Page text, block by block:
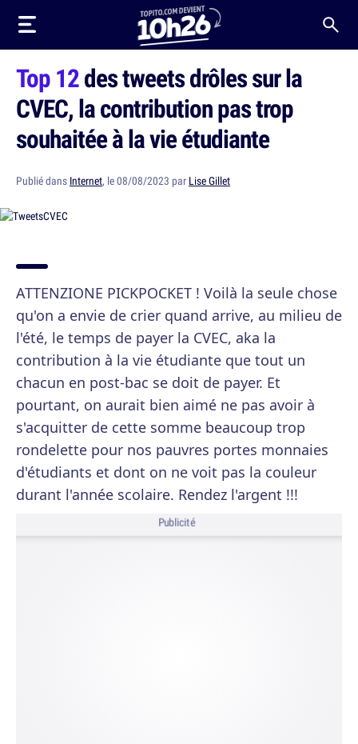
Top 12des tweets drôles sur la
CVEC, la contribution pas trop
souhaitée à la vie étudiante
Publié dans Internet, le 08/08/2023 par Lise Gillet
ATTENZIONE PICKPOCKET ! Voilà la seule chose
qu'on a envie de crier quand arrive, au milieu de
l'été, le temps de payer la CVEC, aka la
contribution à la vie étudiante que tout un
chacun en post-bac se doit de payer. Et
pourtant, on aurait bien aimé ne pas avoir à
s'acquitter de cette somme beaucoup trop
rondelette pour nos pauvres portes monnaies
d'étudiants et dont on ne voit pas la couleur
durant l'année scolaire. Rendez l'argent !!!
Publicité